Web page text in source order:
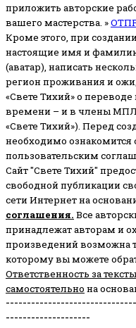
приложить авторские
вашего мастерства. »
Кроме этого, при
настоящие имя и
(аватар), написать
регион проживания и
«Свете Тихий» о
времени – и в члены
«Свете Тихий»). Перед
необходимо ознакомится
пользовательским
Сайт "Свете Тихий"
свободной публикации
сети Интернет на
соглашения. Все
принадлежат авторам и
произведений возможна
которому вы можете
Ответственность за
самостоятельно на
--------------------